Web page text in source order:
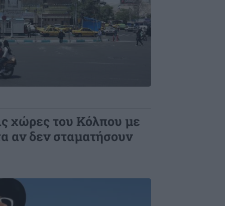
χώρες του Κόλπου με
αν δεν σταματήσουν